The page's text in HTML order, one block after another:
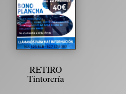
RETIRO
Tintorería